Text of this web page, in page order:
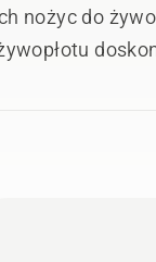
nożyc do
w